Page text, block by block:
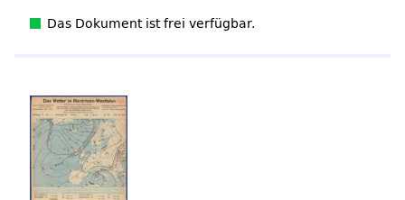
Das Dokument ist frei verfügbar.